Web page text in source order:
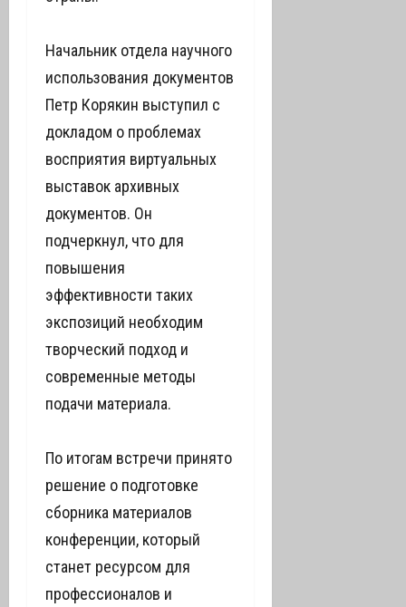
Начальник отдела научного
использования документов
Петр Корякин выступил с
докладом о проблемах
восприятия виртуальных
выставок архивных
документов. Он
подчеркнул, что для
повышения
эффективности таких
экспозиций необходим
творческий подход и
современные методы
подачи материала.
По итогам встречи принято
решение о подготовке
сборника материалов
конференции, который
станет ресурсом для
профессионалов и